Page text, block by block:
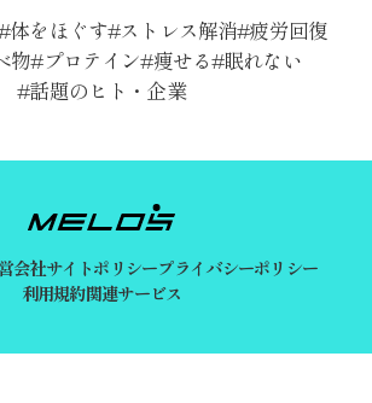
体をほぐす ストレス解消 疲労回復
物 プロテイン 痩せる 眠れない
話題のヒト・企業
会社サイトポリシープライバシーポリシー
利用規約関連サービス